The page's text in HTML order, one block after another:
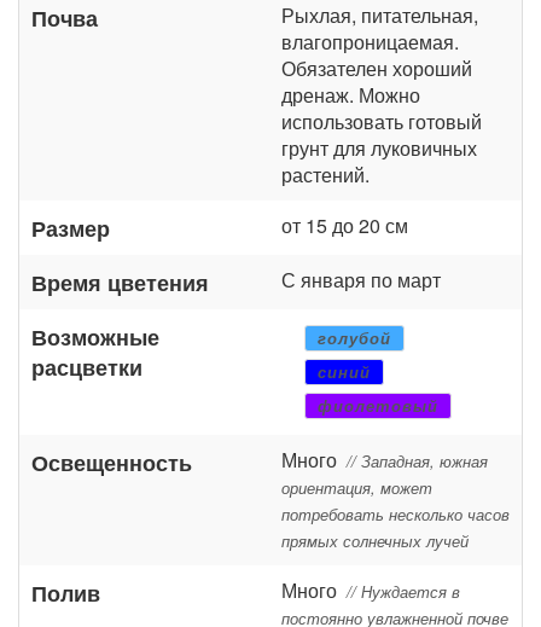
Почва
Рыхлая, питательная,
влагопроницаемая.
Обязателен хороший
дренаж. Можно
использовать готовый
грунт для луковичных
растений.
Размер от 15 до 20 см
Время цветения С января по март
Возможные
расцветки
голубой
синий
фиолетовый
Освещенность Много // Западная, южная
ориентация, может
потребовать несколько часов
прямых солнечных лучей
Полив Много // Нуждается в
постоянно увлажненной почве